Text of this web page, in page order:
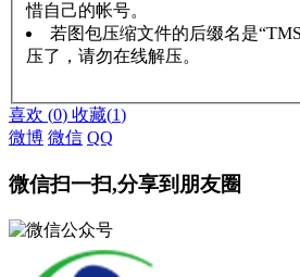
惜自己的帐号。
若图包压缩文件的后缀名是
压了，请勿在线解压。
喜欢 (0) 收藏(1)
微博 微信 QQ
微信扫一扫,分享到朋友圈